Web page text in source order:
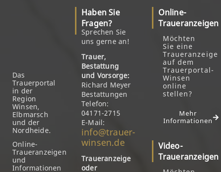
Das
Trauerportal
in der
Region
Winsen,
Elbmarsch
und der
Nordheide.
Online-
Traueranzeigen
und
Informationen
Haben Sie
Fragen?
Sprechen Sie
uns gerne an!
Trauer,
Bestattung
und Vorsorge:
Richard Meyer
Bestattungen
Telefon:
04171-2715
E-Mail:
info@trauer-
winsen.de
Traueranzeige
oder
Online-
Traueranzeigen
Möchten
Sie eine
Traueranzeige
auf dem
Trauerportal-
Winsen
online
stellen?
Mehr
Informationen
Video-
Traueranzeigen